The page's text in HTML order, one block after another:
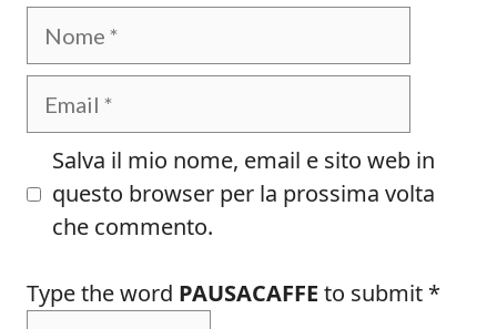
Nome
Email
Salva il mio nome, email e sito web in
questo browser per la prossima volta
che commento.
Type the word PAUSACAFFE to submit *